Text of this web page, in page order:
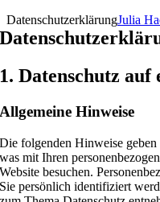
DatenschutzerklärungJulia
1. Datenschutz auf
Allgemeine Hinweise
Die folgenden Hinweise
was mit Ihren
Website besuchen.
Sie persönlich identifiziert